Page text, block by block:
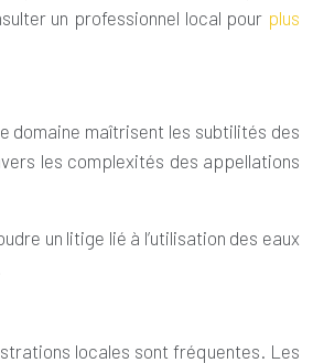
un professionnel local pour plus
domaine maîtrisent les subtilités des
les complexités des appellations
un litige lié à l’utilisation des eaux
locales sont fréquentes. Les